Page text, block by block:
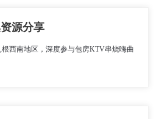
源分享
西南地区，深度参与包房KTV串烧嗨曲